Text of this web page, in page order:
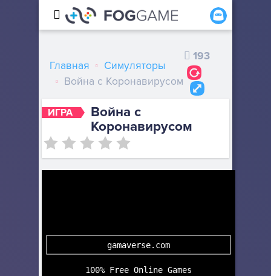
ИГРА
Война с
Коронавирусом
Главная
Симуляторы
Война с Коронавирусом
193